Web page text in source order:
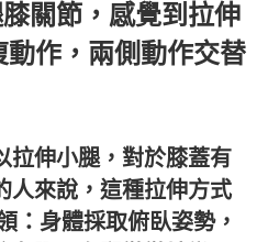
關節，感覺到拉伸
動作，兩側動作交替
拉伸小腿，對於膝蓋有
人來說，這種拉伸方式
：身體採取俯臥姿勢，